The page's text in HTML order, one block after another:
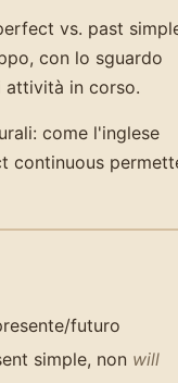
vs. past
con lo sguardo
attività in corso.
come l'inglese
continuous
futuro
simple, non will